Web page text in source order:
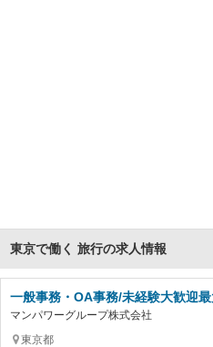
東京で働く 旅行の求人情報
一般事務・OA事務/未経験大歓迎
マンパワーグループ株式会社
東京都